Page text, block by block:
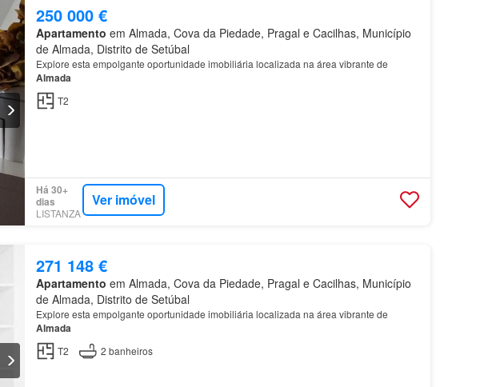
250 000 €
Apartamento em Almada, Cova da Piedade, Pragal e Cacilhas, Município
de Almada, Distrito de Setúbal
Explore esta empolgante oportunidade imobiliária localizada na área vibrante de
Almada
T2
Há 30+
dias
LISTANZA
Ver imóvel
271 148 €
Apartamento em Almada, Cova da Piedade, Pragal e Cacilhas, Município
de Almada, Distrito de Setúbal
Explore esta empolgante oportunidade imobiliária localizada na área vibrante de
Almada
T2 2 banheiros